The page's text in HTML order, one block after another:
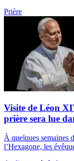
Prière
Visite de Léon
prière sera lue
À quelques semaines
l’Hexagone, les